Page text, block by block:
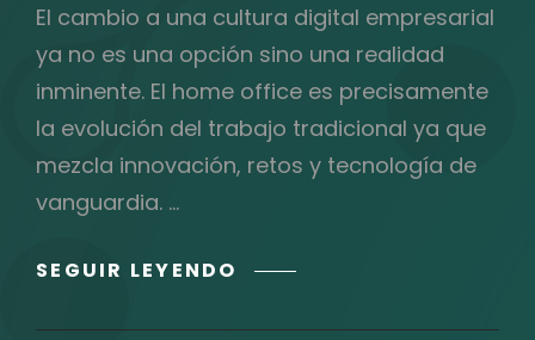
El cambio a una cultura digital empresarial
ya no es una opción sino una realidad
inminente. El home office es precisamente
la evolución del trabajo tradicional ya que
mezcla innovación, retos y tecnología de
vanguardia. …
SEGUIR LEYENDO ¿POR
LA